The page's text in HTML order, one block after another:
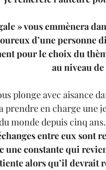
» vous emmènera
d’une personne
pour le choix du
au niveau
plonge avec aisance
prendre en charge une
monde depuis cinq ans.
entre eux sont
une constante qui
alors qu’il devrait